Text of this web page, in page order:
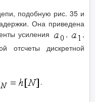
подобную рис. 35 и
Она приведена
усиления ,
,
отсчеты дискретной
.